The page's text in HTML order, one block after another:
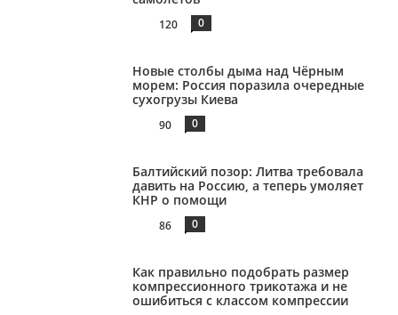
120 0
Новые столбы дыма над Чёрным
морем: Россия поразила очередные
сухогрузы Киева
90 0
Балтийский позор: Литва требовала
давить на Россию, а теперь умоляет
КНР о помощи
86 0
Как правильно подобрать размер
компрессионного трикотажа и не
ошибиться с классом компрессии